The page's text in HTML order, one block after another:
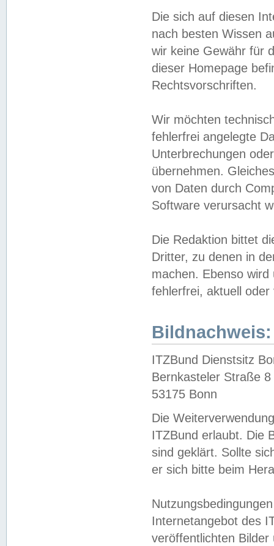
Die sich auf diesen
nach besten Wissen
wir keine Gewähr für
dieser Homepage
Rechtsvorschriften.
Wir möchten
fehlerfrei angelegte
Unterbrechungen
übernehmen.
von Daten durch
Software verursacht
Die Redaktion bittet
Dritter, zu denen in
machen. Ebenso
fehlerfrei, aktuell oder
Bildnachweis:
ITZBund Dienstsitz
Bernkasteler Straße 8
53175 Bonn
Die
ITZBund erlaubt. Die
sind geklärt. Sollte
er sich bitte beim
Internetangebot des
veröffentlichten